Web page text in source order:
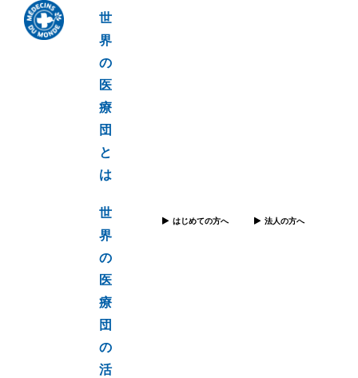
世
界
の
医
療
団
と
は
世
界
の
医
療
団
の
活
はじめての方へ 法人の方へ